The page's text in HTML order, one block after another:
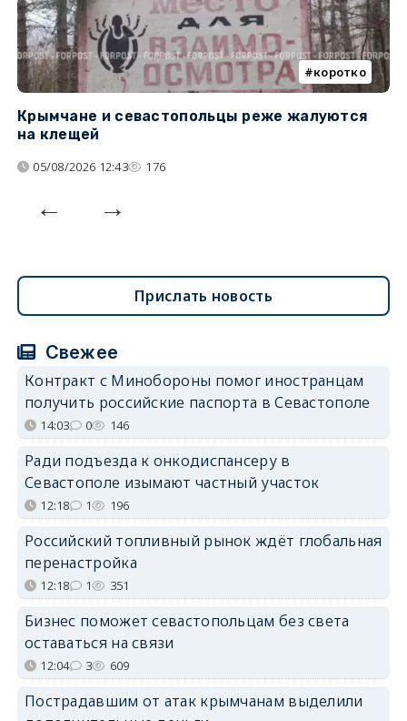
коротко
Крымчане и севастопольцы реже жалуются
на клещей
05/08/2026 12:43 176
Прислать новость
Свежее
Контракт с Минобороны помог иностранцам
получить российские паспорта в Севастополе
14:03 0 146
Ради подъезда к онкодиспансеру в
Севастополе изымают частный участок
12:18 1 196
Российский топливный рынок ждёт глобальная
перенастройка
12:18 1 351
Бизнес поможет севастопольцам без света
оставаться на связи
12:04 3 609
Пострадавшим от атак крымчанам выделили